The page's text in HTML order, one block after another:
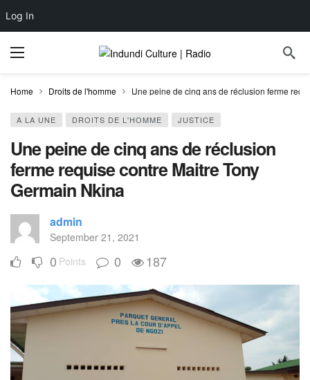
Log In
Home Droits de l'homme Une peine de cinq ans de réclusion ferme
A LA UNE DROITS DE L'HOMME JUSTICE
Une peine de cinq ans de réclusion
ferme requise contre Maitre Tony
Germain Nkina
admin
September 21, 2021
0 Points 0 187